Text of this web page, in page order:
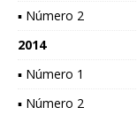
▪ Número 2
2014
▪ Número 1
▪ Número 2